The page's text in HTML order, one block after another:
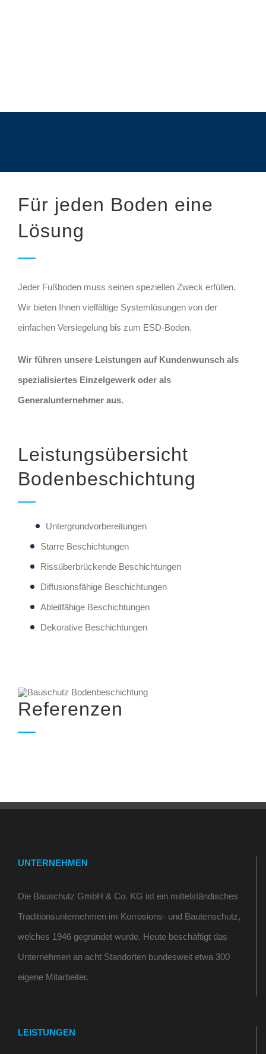
Für jeden Boden eine
Lösung
Jeder Fußboden muss seinen speziellen Zweck erfüllen.
Wir bieten Ihnen vielfältige Systemlösungen von der
einfachen Versiegelung bis zum ESD-Boden.
Wir führen unsere Leistungen auf Kundenwunsch als
spezialisiertes Einzelgewerk oder als
Generalunternehmer aus.
Leistungsübersicht
Bodenbeschichtung
Untergrundvorbereitungen
Starre Beschichtungen
Rissüberbrückende Beschichtungen
Diffusionsfähige Beschichtungen
Ableitfähige Beschichtungen
Dekorative Beschichtungen
Referenzen
UNTERNEHMEN
Die Bauschutz GmbH & Co. KG ist ein mittelständisches
Traditionsunternehmen im Korrosions- und Bautenschutz,
welches 1946 gegründet wurde. Heute beschäftigt das
Unternehmen an acht Standorten bundesweit etwa 300
eigene Mitarbeiter.
LEISTUNGEN